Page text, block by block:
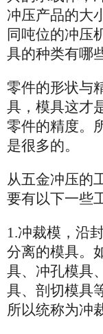
冲压产品的大
同吨位的冲压
具的种类有哪
零件的形状与
具，模具这才
零件的精度。
是很多的。
从五金冲压的
要有以下一些
1.冲裁模，沿
分离的模具。
具、冲孔模具
具、剖切模具
所以统称为冲